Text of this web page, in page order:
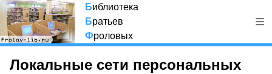
Библиотека
Братьев
Фроловых
Локальные сети персональных